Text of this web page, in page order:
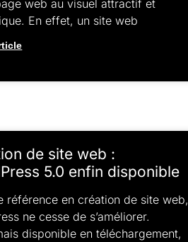
web au visuel attractif et
En effet, un site web
de site web :
5.0 enfin disponible
référence en création de site web,
ne cesse de s’améliorer.
disponible en téléchargement,